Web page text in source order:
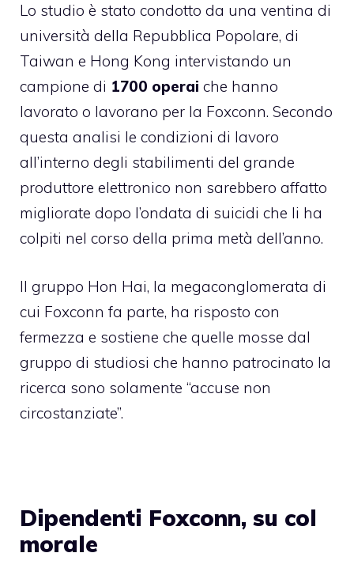
Lo studio è stato condotto da una ventina di
università della Repubblica Popolare, di
Taiwan e Hong Kong intervistando un
campione di 1700 operai che hanno
lavorato o lavorano per la Foxconn. Secondo
questa analisi le condizioni di lavoro
all’interno degli stabilimenti del grande
produttore elettronico non sarebbero affatto
migliorate dopo l’ondata di suicidi che li ha
colpiti nel corso della prima metà dell’anno.
Il gruppo Hon Hai, la megaconglomerata di
cui Foxconn fa parte, ha risposto con
fermezza e sostiene che quelle mosse dal
gruppo di studiosi che hanno patrocinato la
ricerca sono solamente “accuse non
circostanziate”.
Dipendenti Foxconn, su col
morale